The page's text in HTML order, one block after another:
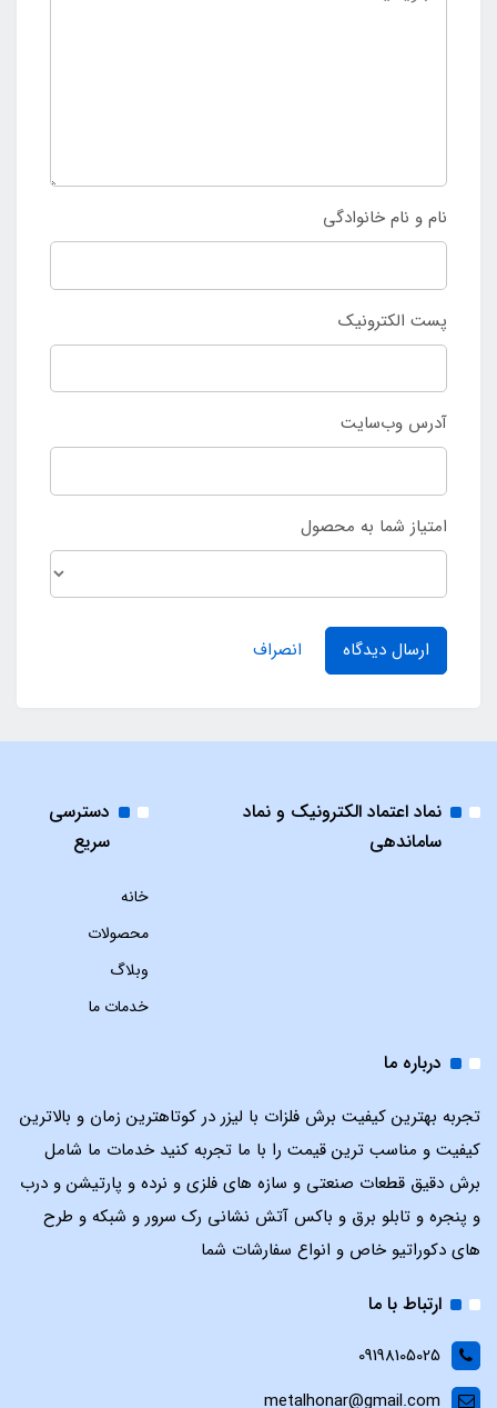
نام و نام خانوادگی
پست الکترونیک
آدرس وب‌سایت
امتیاز شما به محصول
ارسال دیدگاه انصراف
نماد اعتماد الکترونیک و نماد
ساماندهی
دسترسی
سریع
خانه
محصولات
وبلاگ
خدمات ما
درباره ما
تجربه بهترین کیفیت برش فلزات با لیزر در کوتاهترین زمان و بالاترین
کیفیت و مناسب ترین قیمت را با ما تجربه کنید خدمات ما شامل
برش دقیق قطعات صنعتی و سازه های فلزی و نرده و پارتیشن و درب
و پنجره و تابلو برق و باکس آتش نشانی رک سرور و شبکه و طرح
های دکوراتیو خاص و انواع سفارشات شما
ارتباط با ما
09198105025
metalhonar@gmail.com